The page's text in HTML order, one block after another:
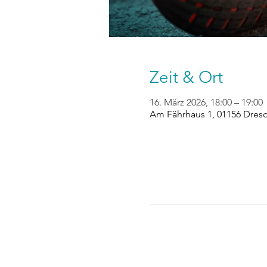
Zeit & Ort
16. März 2026, 18:00 – 19:00
Am Fährhaus 1, 01156